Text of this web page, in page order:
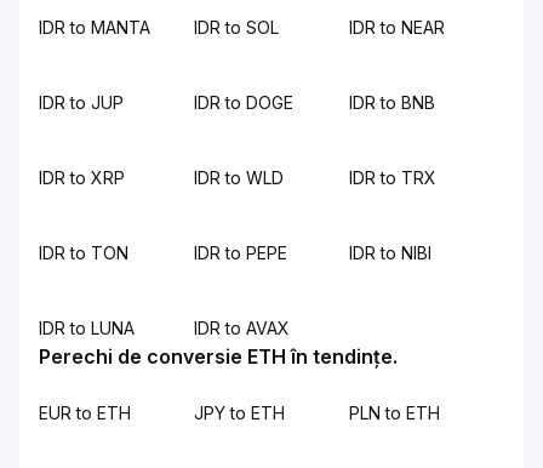
IDR to MANTA IDR to SOL IDR to NEAR
IDR to JUP IDR to DOGE IDR to BNB
IDR to XRP IDR to WLD IDR to TRX
IDR to TON IDR to PEPE IDR to NIBI
IDR to LUNA IDR to AVAX
Perechi de conversie ETH în tendințe.
EUR to ETH JPY to ETH PLN to ETH